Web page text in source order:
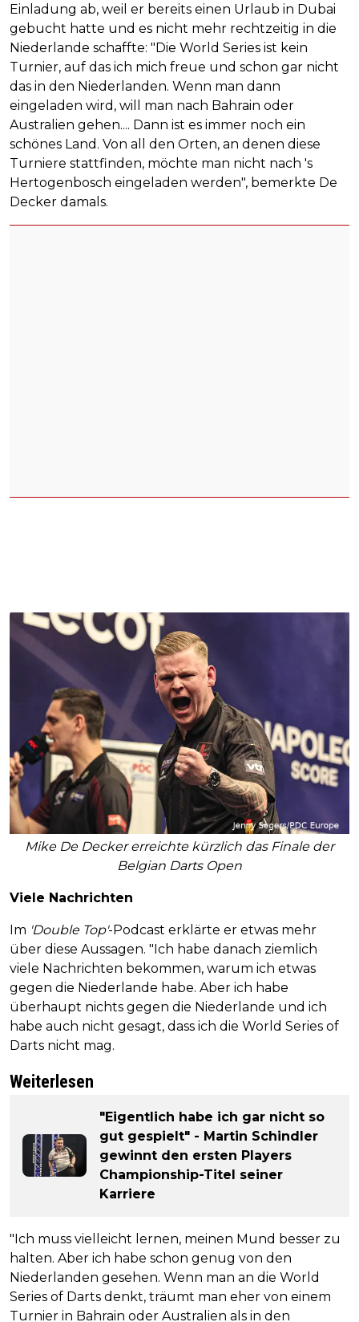
Einladung ab, weil er bereits einen Urlaub in Dubai
gebucht hatte und es nicht mehr rechtzeitig in die
Niederlande schaffte: "Die World Series ist kein
Turnier, auf das ich mich freue und schon gar nicht
das in den Niederlanden. Wenn man dann
eingeladen wird, will man nach Bahrain oder
Australien gehen.... Dann ist es immer noch ein
schönes Land. Von all den Orten, an denen diese
Turniere stattfinden, möchte man nicht nach 's
Hertogenbosch eingeladen werden", bemerkte De
Decker damals.
Mike De Decker erreichte kürzlich das Finale der
Belgian Darts Open
Viele Nachrichten
Im 'Double Top'-Podcast erklärte er etwas mehr
über diese Aussagen. "Ich habe danach ziemlich
viele Nachrichten bekommen, warum ich etwas
gegen die Niederlande habe. Aber ich habe
überhaupt nichts gegen die Niederlande und ich
habe auch nicht gesagt, dass ich die World Series of
Darts nicht mag.
Weiterlesen
"Eigentlich habe ich gar nicht so
gut gespielt" - Martin Schindler
gewinnt den ersten Players
Championship-Titel seiner
Karriere
"Ich muss vielleicht lernen, meinen Mund besser zu
halten. Aber ich habe schon genug von den
Niederlanden gesehen. Wenn man an die World
Series of Darts denkt, träumt man eher von einem
Turnier in Bahrain oder Australien als in den